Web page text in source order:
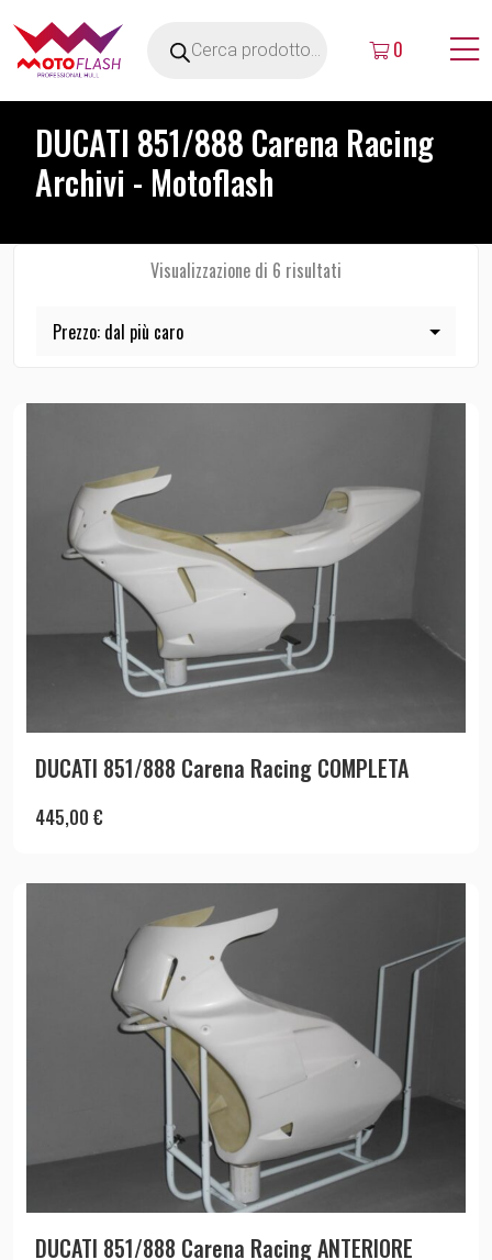
0
DUCATI 851/888 Carena Racing
Archivi - Motoflash
Visualizzazione di 6 risultati
DUCATI 851/888 Carena Racing COMPLETA
445,00 €
DUCATI 851/888 Carena Racing ANTERIORE